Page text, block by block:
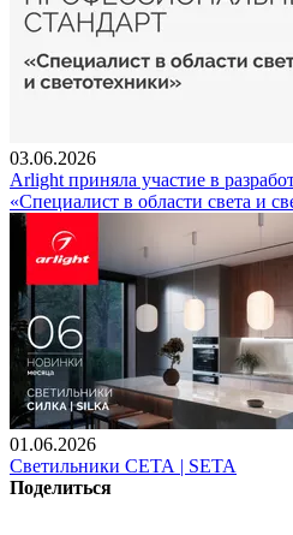
03.06.2026
Arlight приняла участие в
«Специалист в области света и
01.06.2026
Светильники СЕТА | SETA
Поделиться